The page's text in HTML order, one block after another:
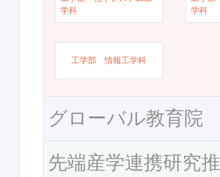
学科
学科
工学部 情報工学科
グローバル教育院
先端産学連携研究